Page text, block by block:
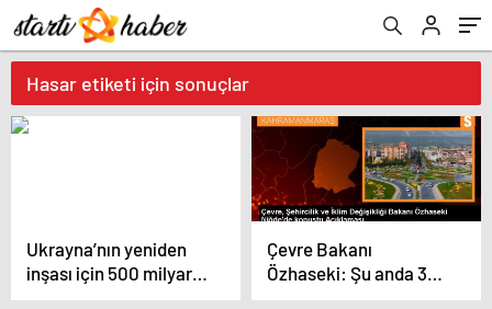
Hasar etiketi için sonuçlar
Ukrayna’nın yeniden
inşası için 500 milyar
dolara ihtiyaç var
Çevre Bakanı
Özhaseki: Şu anda 307
bin konut inşaatı